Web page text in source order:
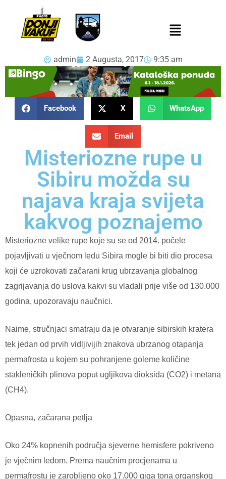
admin 2 Augusta, 2017 9:35 am
Facebook X WhatsApp
Email
Misteriozne rupe u
Sibiru možda su
najava kraja svijeta
kakvog poznajemo
Misteriozne velike rupe koje su se od 2014. počele
pojavljivati u vječnom ledu Sibira mogle bi biti dio procesa
koji će uzrokovati začarani krug ubrzavanja globalnog
zagrijavanja do uslova kakvi su vladali prije više od 130.000
godina, upozoravaju naučnici.
Naime, stručnjaci smatraju da je otvaranje sibirskih kratera
tek jedan od prvih vidljivijih znakova ubrzanog otapanja
permafrosta u kojem su pohranjene goleme količine
stakleničkih plinova poput ugljikova dioksida (CO2) i metana
(CH4).
Opasna, začarana petlja
Oko 24% kopnenih područja sjeverne hemisfere pokriveno
je vječnim ledom. Prema naučnim procjenama u
permafrostu je zarobljeno oko 17.000 giga tona organskog